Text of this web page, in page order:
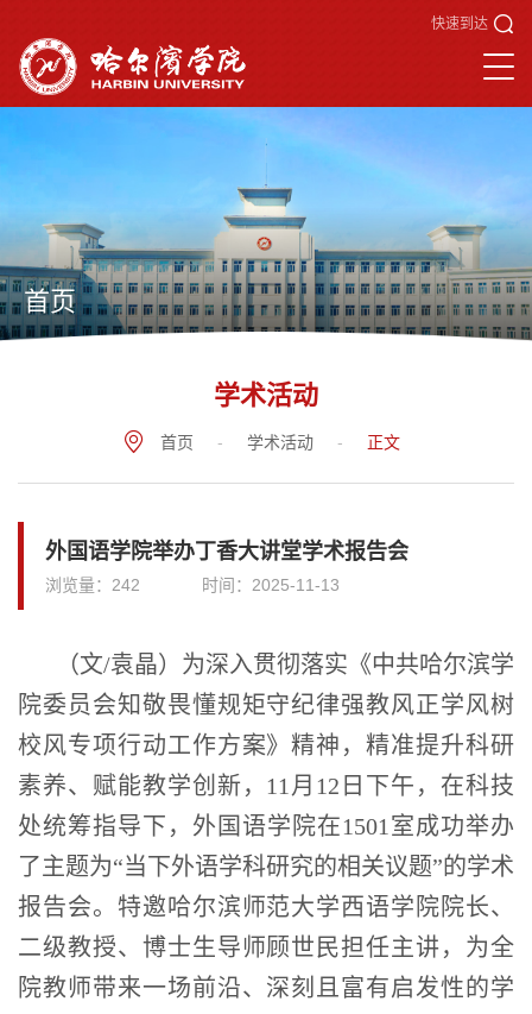
快速到达
首页
学术活动
首页 - 学术活动 - 正文
外国语学院举办丁香大讲堂学术报告会
浏览量： 242 时间： 2025-11-13
（文/袁晶）为深入贯彻落实《中共哈尔滨学
院委员会知敬畏懂规矩守纪律强教风正学风树
校风专项行动工作方案》精神，精准提升科研
素养、赋能教学创新，11月12日下午，在科技
处统筹指导下，外国语学院在1501室成功举办
了主题为“当下外语学科研究的相关议题”的学术
报告会。特邀哈尔滨师范大学西语学院院长、
二级教授、博士生导师顾世民担任主讲，为全
院教师带来一场前沿、深刻且富有启发性的学